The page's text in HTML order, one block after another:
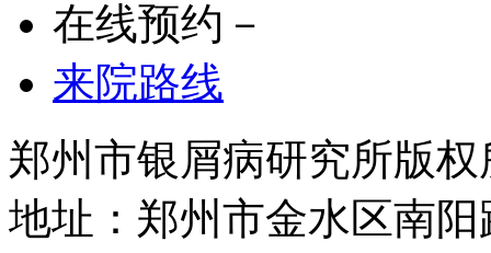
在线预约－
来院路线
郑州市银屑病研究所版权
地址：郑州市金水区南